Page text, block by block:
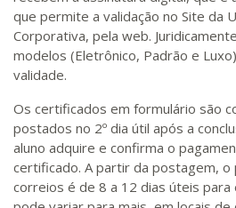
que permite a validação no Site da
Corporativa, pela web.
modelos (Eletrônico, Padrão e
validade.
Os certificados em formulário são
postados no 2º dia útil após a
aluno adquire e confirma o
certificado. A partir da postagem, o
correios é de 8 a 12 dias úteis para